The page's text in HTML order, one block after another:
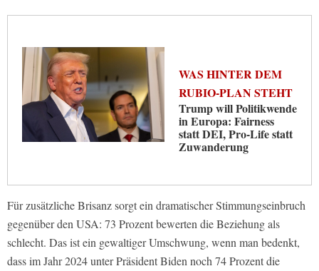
WAS HINTER DEM
RUBIO-PLAN STEHT
Trump will Politikwende
in Europa: Fairness
statt DEI, Pro-Life statt
Zuwanderung
Für zusätzliche Brisanz sorgt ein dramatischer Stimmungseinbruch
gegenüber den USA: 73 Prozent bewerten die Beziehung als
schlecht. Das ist ein gewaltiger Umschwung, wenn man bedenkt,
dass im Jahr 2024 unter Präsident Biden noch 74 Prozent die